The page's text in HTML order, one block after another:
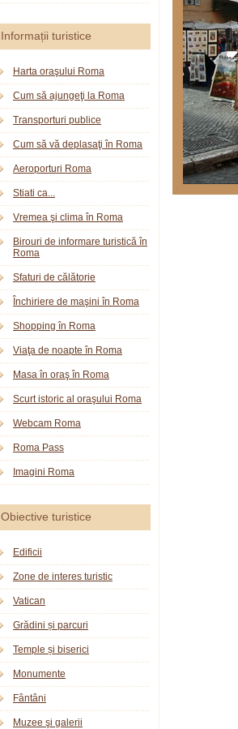
Informații turistice
Harta oraşului Roma
Cum să ajungeţi la Roma
Transporturi publice
Cum să vă deplasaţi în Roma
Aeroporturi Roma
Stiati ca...
Vremea şi clima în Roma
Birouri de informare turistică în
Roma
Sfaturi de călătorie
Închiriere de maşini în Roma
Shopping în Roma
Viaţa de noapte în Roma
Masa în oraş în Roma
Scurt istoric al oraşului Roma
Webcam Roma
Roma Pass
Imagini Roma
Obiective turistice
Edificii
Zone de interes turistic
Vatican
Grădini și parcuri
Temple și biserici
Monumente
Fântâni
Muzee şi galerii